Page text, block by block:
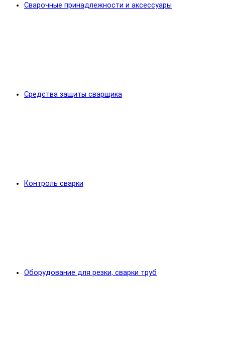
Сварочные принадлежности и аксессуары
Средства защиты сварщика
Контроль сварки
Оборудование для резки, сварки труб